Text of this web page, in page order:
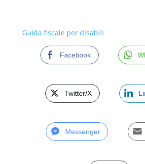
Guida fiscale per disabili
Facebook
Twitter/X
Messenger